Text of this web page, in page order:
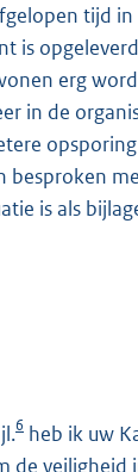
tijd
is
erg
in de
besproken
is als
6 heb ik uw
de